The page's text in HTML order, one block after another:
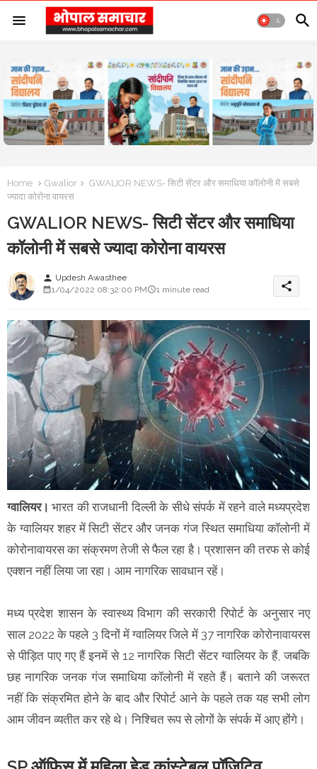
Home Gwalior
GWALIOR NEWS- सिटी सेंटर और समाधिया कॉलोनी में सबसे
ज्यादा कोरोना वायरस
GWALIOR NEWS- सिटी सेंटर और समाधिया
कॉलोनी में सबसे ज्यादा कोरोना वायरस
person Updesh Awasthee
1/04/2022 08:32:00 PM
1 minute read share
ग्वालियर। भारत की राजधानी दिल्ली के सीधे संपर्क में रहने वाले मध्यप्रदेश
के ग्वालियर शहर में सिटी सेंटर और जनक गंज स्थित समाधिया कॉलोनी में
कोरोनावायरस का संक्रमण तेजी से फैल रहा है। प्रशासन की तरफ से कोई
एक्शन नहीं लिया जा रहा। आम नागरिक सावधान रहें।
मध्य प्रदेश शासन के स्वास्थ्य विभाग की सरकारी रिपोर्ट के अनुसार नए
साल 2022 के पहले 3 दिनों में ग्वालियर जिले में 37 नागरिक कोरोनावायरस
से पीड़ित पाए गए हैं इनमें से 12 नागरिक सिटी सेंटर ग्वालियर के हैं, जबकि
छह नागरिक जनक गंज समाधिया कॉलोनी में रहते हैं। बताने की जरूरत
नहीं कि संक्रमित होने के बाद और रिपोर्ट आने के पहले तक यह सभी लोग
आम जीवन व्यतीत कर रहे थे। निश्चित रूप से लोगों के संपर्क में आए होंगे।